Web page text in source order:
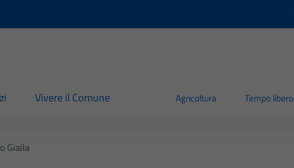
Vivere il Comune Agricoltura Tempo libero
Gialla